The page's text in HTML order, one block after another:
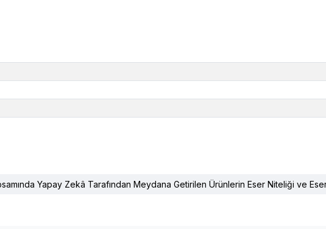
Yapay Zekâ Tarafından Meydana Getirilen Ürünlerin Eser Niteliği ve